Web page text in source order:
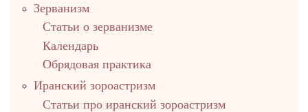
Зерванизм
Статьи о зерванизме
Календарь
Обрядовая практика
Иранский зороастризм
Статьи про иранский зороастризм